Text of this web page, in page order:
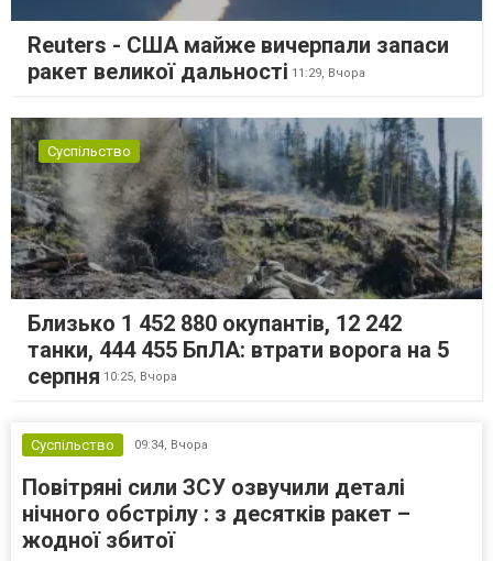
Reuters - США майже вичерпали запаси
ракет великої дальності 11:29, Вчора
Суспільство
Близько 1 452 880 окупантів, 12 242
танки, 444 455 БпЛА: втрати ворога на 5
серпня 10:25, Вчора
Суспільство 09:34, Вчора
Повітряні сили ЗСУ озвучили деталі
нічного обстрілу : з десятків ракет –
жодної збитої